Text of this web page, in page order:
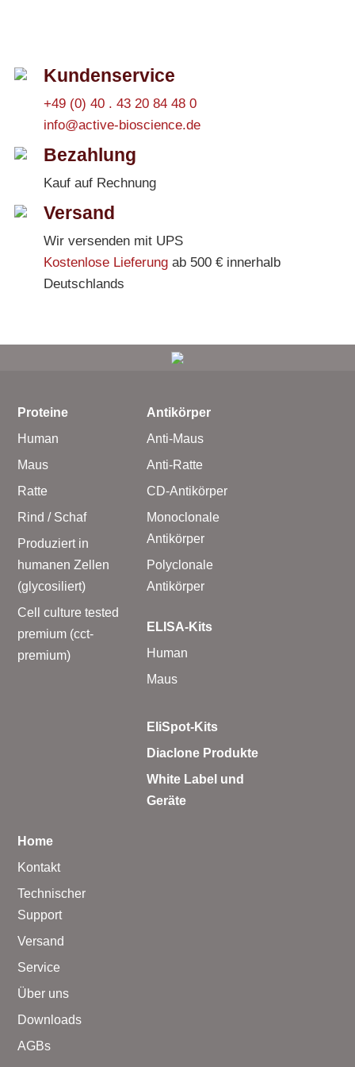
Kundenservice
+49 (0) 40 . 43 20 84 48 0
info@active-bioscience.de
Bezahlung
Kauf auf Rechnung
Versand
Wir versenden mit UPS
Kostenlose Lieferungab 500 € innerhalb
Deutschlands
Proteine
Human
Maus
Ratte
Rind / Schaf
Produziert in
humanen Zellen
(glycosiliert)
Cell culture tested
premium (cct-
premium)
Antikörper
Anti-Maus
Anti-Ratte
CD-Antikörper
Monoclonale
Antikörper
Polyclonale
Antikörper
ELISA-Kits
Human
Maus
EliSpot-Kits
Diaclone Produkte
White Label und
Geräte
Home
Kontakt
Technischer
Support
Versand
Service
Über uns
Downloads
AGBs